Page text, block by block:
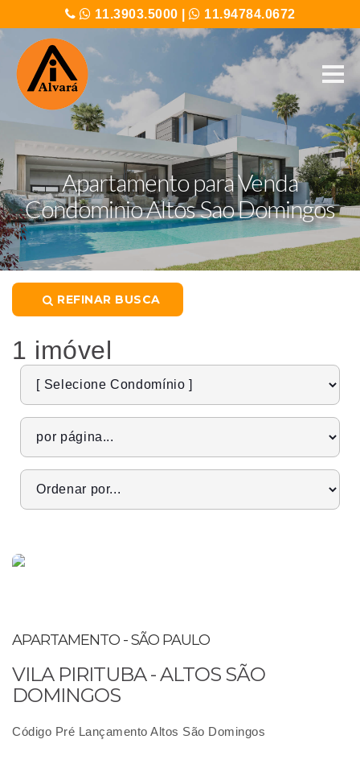
11.3903.5000 11.94784.0672
Apartamento para Venda
Condominio Altos Sao Domingos
REFINAR BUSCA
1 imóvel
Pré lançamento
APARTAMENTO - SÃO PAULO
VILA PIRITUBA - ALTOS SÃO
DOMINGOS
Código Pré Lançamento Altos São Domingos